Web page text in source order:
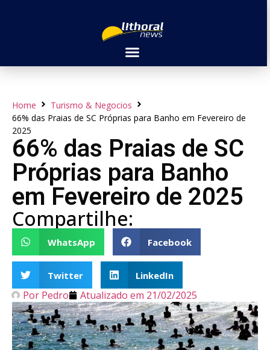
Home
Turismo & Negocios
66% das Praias de SC Próprias para Banho em Fevereiro de
2025
66% das Praias de SC
Próprias para Banho
em Fevereiro de 2025
Compartilhe:
WhatsApp Facebook
Twitter LinkedIn
Por Pedro Atualizado em 21/02/2025